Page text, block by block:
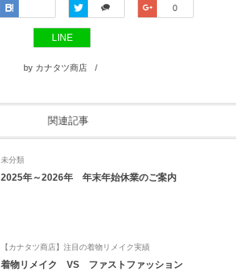
Twitter Google+
0
LINE
by カナタツ商店
関連記事
未分類
2025年～2026年 年末年始休業のご案内
【カナタツ商店】注目の着物リメイク実績
着物リメイク VS ファストファッション